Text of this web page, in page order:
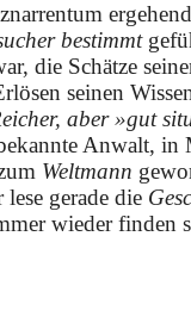
be­stimmt
die Schät­ze
sei­nen
aber »gut
An­walt, in
Welt­mann
ge­ra­de die
wie­der fin­den